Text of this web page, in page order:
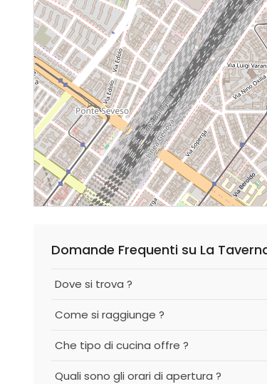
Domande Frequenti su La
Dove si trova ?
Come si raggiunge ?
Che tipo di cucina offre ?
Quali sono gli orari di apertura ?